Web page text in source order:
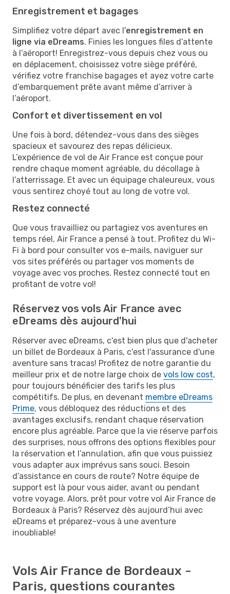
Enregistrement et bagages
Simplifiez votre départ avec l'enregistrement en
ligne via eDreams. Finies les longues files d’attente
à l’aéroport! Enregistrez-vous depuis chez vous ou
en déplacement, choisissez votre siège préféré,
vérifiez votre franchise bagages et ayez votre carte
d’embarquement prête avant même d’arriver à
l’aéroport.
Confort et divertissement en vol
Une fois à bord, détendez-vous dans des sièges
spacieux et savourez des repas délicieux.
L’expérience de vol de Air France est conçue pour
rendre chaque moment agréable, du décollage à
l’atterrissage. Et avec un équipage chaleureux, vous
vous sentirez choyé tout au long de votre vol.
Restez connecté
Que vous travailliez ou partagiez vos aventures en
temps réel, Air France a pensé à tout. Profitez du Wi-
Fi à bord pour consulter vos e-mails, naviguer sur
vos sites préférés ou partager vos moments de
voyage avec vos proches. Restez connecté tout en
profitant de votre vol!
Réservez vos vols Air France avec
eDreams dès aujourd'hui
Réserver avec eDreams, c'est bien plus que d'acheter
un billet de Bordeaux à Paris, c'est l'assurance d'une
aventure sans tracas! Profitez de notre garantie du
meilleur prix et de notre large choix de vols low cost,
pour toujours bénéficier des tarifs les plus
compétitifs. De plus, en devenant membre eDreams
Prime, vous débloquez des réductions et des
avantages exclusifs, rendant chaque réservation
encore plus agréable. Parce que la vie réserve parfois
des surprises, nous offrons des options flexibles pour
la réservation et l’annulation, afin que vous puissiez
vous adapter aux imprévus sans souci. Besoin
d’assistance en cours de route? Notre équipe de
support est là pour vous aider, avant ou pendant
votre voyage. Alors, prêt pour votre vol Air France de
Bordeaux à Paris? Réservez dès aujourd’hui avec
eDreams et préparez-vous à une aventure
inoubliable!
Vols Air France de Bordeaux -
Paris, questions courantes